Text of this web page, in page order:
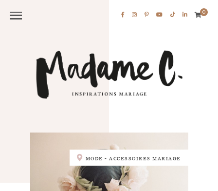
0
MODE - ACCESSOIRES MARIAGE